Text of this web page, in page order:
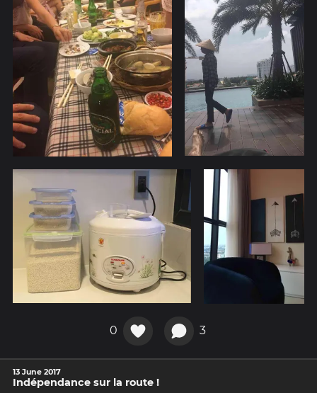
0 3
13 June 2017
Indépendance sur la route !